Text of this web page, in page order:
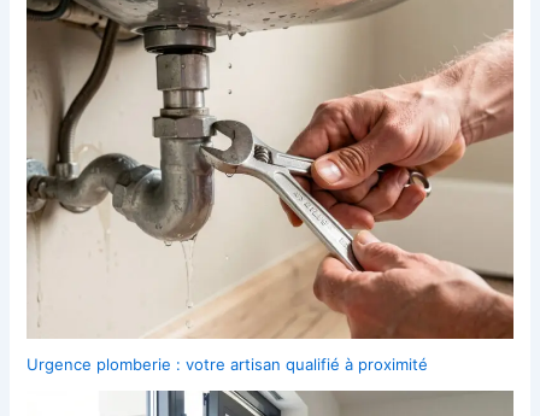
Urgence plomberie : votre artisan qualifié à proximité